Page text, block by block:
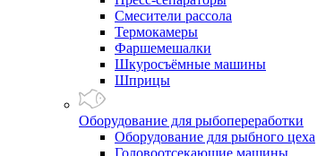
Смесители рассола
Термокамеры
Фаршемешалки
Шкуросъёмные машины
Шприцы
Оборудование для рыбопереработки
Оборудование для рыбного цеха
Головоотсекающие машины